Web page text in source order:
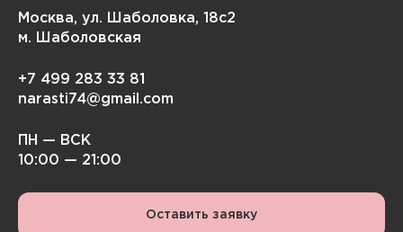
Москва, ул. Шаболовка, 18с2
м. Шаболовская
+7 499 283 33 81
narasti74@gmail.com
ПН — ВСК
10:00 — 21:00
Оставить заявку